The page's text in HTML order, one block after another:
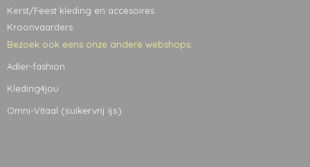
Kerst/Feest kleding en accesoires
Kroonvaarders
Bezoek ook eens onze andere webshops:
Adler-fashion
Kleding4jou
Omni-Vitaal (suikervrij ijs)